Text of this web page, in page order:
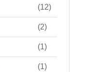
(12)
(2)
(1)
(1)